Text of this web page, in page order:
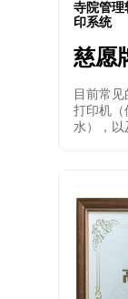
寺院管理
印系统
慈愿
择一
目前常
打印机（
水），以